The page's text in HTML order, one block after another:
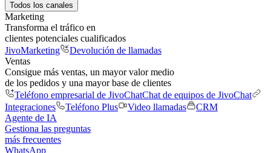
Todos los canales
Marketing
Transforma el tráfico en
clientes potenciales cualificados
JivoMarketing
Devolución de llamadas
Ventas
Consigue más ventas, un mayor valor medio
de los pedidos y una mayor base de clientes
Teléfono empresarial de JivoChatChat de equipos de JivoChat
Integraciones
Teléfono Plus Video llamadas
CRM
Agente de IA
Gestiona las preguntas
más frecuentes
WhatsApp